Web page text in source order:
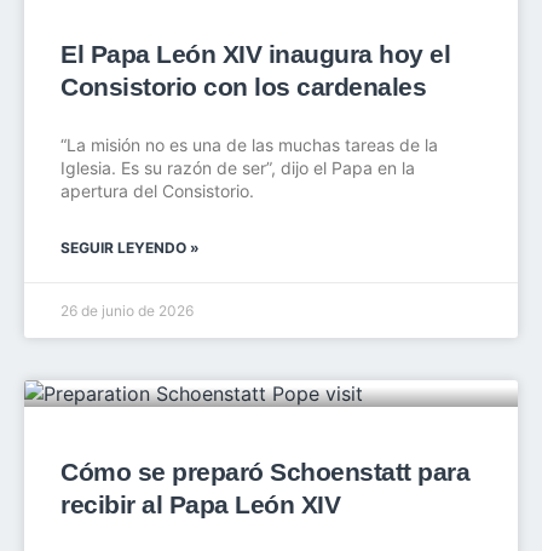
El Papa León XIV inaugura hoy el
Consistorio con los cardenales
“La misión no es una de las muchas tareas de la
Iglesia. Es su razón de ser”, dijo el Papa en la
apertura del Consistorio.
SEGUIR LEYENDO »
26 de junio de 2026
Cómo se preparó Schoenstatt para
recibir al Papa León XIV